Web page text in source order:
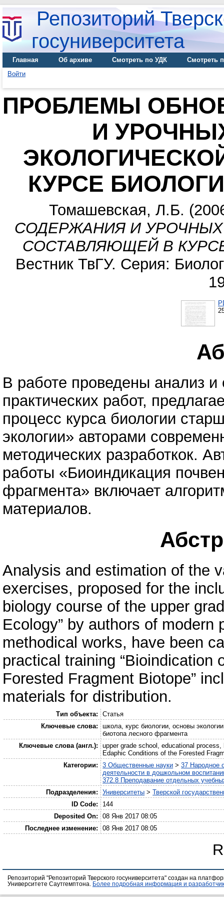
Репозиторий
госуниверситета
Главная Об архиве Смотреть по УДК
Смотреть
Войти
ПРОБЛЕМЫ
И
КУРСЕ
Томашевская, Л.Б.
СОДЕРЖАНИЯ И
СОСТАВЛЯЮЩЕЙ В
Вестник ТвГУ. Серия:
В работе проведены анализ
практических работ,
процесс курса биологии
экологии» авторами
методических разработкок.
работы «Биоиндикация
фрагмента» включает
материалов.
Analysis and estimation of the
exercises, proposed for the
biology course of the upper
Ecology” by authors of modern
methodical works, have been
practical training “Bioindication
Forested Fragment Biotope”
materials for distribution.
Тип объекта:
Статья
Ключевые слова:
школа, курс биологии, основы
биотопа лесного фрагмента
Ключевые слова (англ.):
upper grade school, educational
Edaphic Conditions of the Forested
Категории:
3 Общественные науки >37 Народное
деятельности в дошкольном
372.8 Преподавание отдельных
Подразделения:
Университеты >Тверской
ID Code:
144
Deposited On:
08 Янв 2017 08:05
Последнее изменение:
08 Янв 2017 08:05
Репозиторий "Репозиторий Тверского госуниверситета" создан на
Университете Саутгемптона. Более подробная информация и